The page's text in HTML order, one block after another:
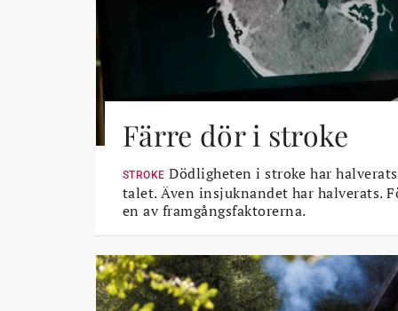
Färre dör i stroke
STROKE Dödligheten i stroke har
talet. Även insjuknandet har halverats.
en av framgångsfaktorerna.